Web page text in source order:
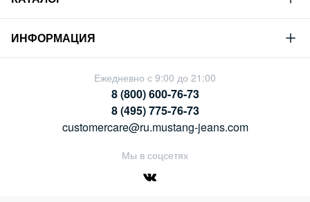
Философия
Устойчивое развитие
Сотрудничество
Новая коллекция
Гид по мужскому дениму
Гид по женскому дениму
ИНФОРМАЦИЯ
Условия продажи
Политика конфиденциальности
Ежедневно с 9:00 до 21:00
8 (800) 600-76-73
8 (495) 775-76-73
customercare@ru.mustang-jeans.com
Мы в соцсетях